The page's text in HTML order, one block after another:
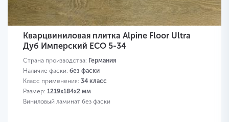
Кварцвиниловая плитка Alpine Floor Ultra
Дуб Имперский ЕСО 5-34
Страна производства: Германия
Наличие фаски: без фаски
Класс применения: 34 класс
Размер: 1219х184х2 мм
Виниловый ламинат без фаски